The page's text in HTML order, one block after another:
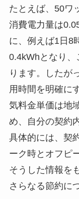
たとえば、50ワ
消費電力量は
に、例えば1日8
0.4kWhとなり、
ります。したが
用時間を明確に
気料金単価は地
め、自分の契約
具体的には、契
ーク時とオフピ
そうした情報を
さらなる節約に